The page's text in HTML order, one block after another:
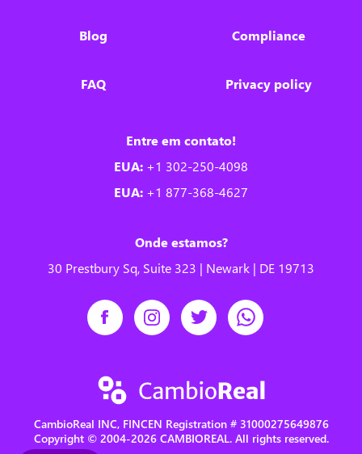
Blog
FAQ
Compliance
Privacy policy
Entre em contato!
EUA: +1 302-250-4098
EUA: +1 877-368-4627
Onde estamos?
30 Prestbury Sq, Suite 323 | Newark | DE 19713
CambioReal INC, FINCEN Registration # 31000275649876
Copyright © 2004-2026 CAMBIOREAL. All rights reserved.